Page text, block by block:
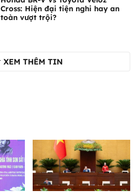
Cross: Hiện đại tiện nghi hay an
toàn vượt trội?
XEM THÊM TIN